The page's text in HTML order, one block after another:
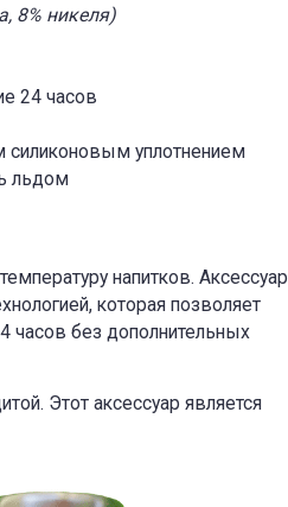
8% никеля)
24 часов
уплотнением
льдом
напитков. Аксессуар
которая позволяет
часов без дополнительных
Этот аксессуар является